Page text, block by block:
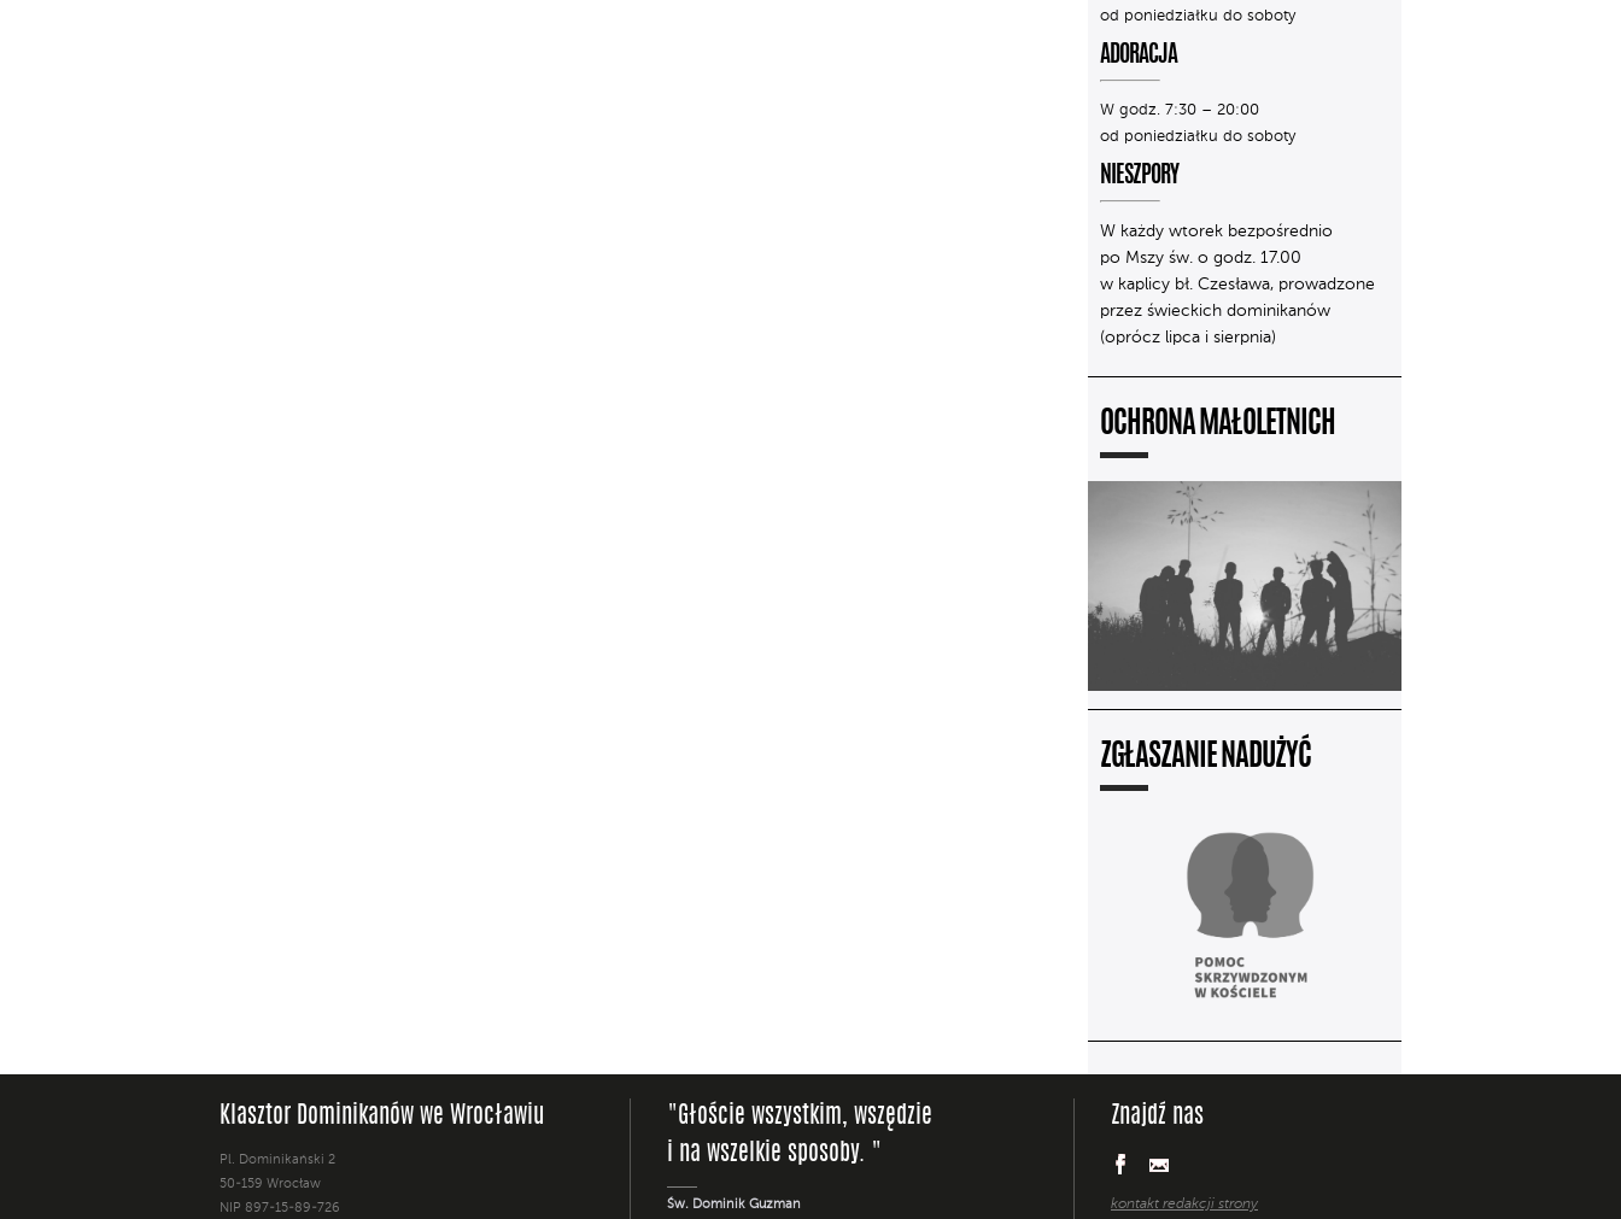
od poniedziałku do soboty
ADORACJA
W godz. 7:30 – 20:00
od poniedziałku do soboty
NIESZPORY
W każdy wtorek bezpośrednio
po Mszy św. o godz. 17.00
w kaplicy bł. Czesława, prowadzone
przez świeckich dominikanów
(oprócz lipca i sierpnia)
OCHRONA MAŁOLETNICH
ZGŁASZANIE NADUŻYĆ
Klasztor Dominikanów we Wrocławiu
Pl. Dominikański 2
50-159 Wrocław
NIP 897-15-89-726
"Głoście wszystkim, wszędzie
i na wszelkie sposoby. "
Św. Dominik Guzman
Znajdź nas
kontakt redakcji strony